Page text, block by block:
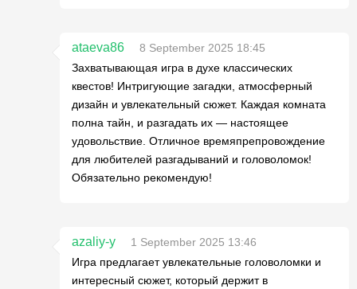
ataeva86
8 September 2025 18:45
Захватывающая игра в духе классических
квестов! Интригующие загадки, атмосферный
дизайн и увлекательный сюжет. Каждая комната
полна тайн, и разгадать их — настоящее
удовольствие. Отличное времяпрепровождение
для любителей разгадываний и головоломок!
Обязательно рекомендую!
azaliy-y
1 September 2025 13:46
Игра предлагает увлекательные головоломки и
интересный сюжет, который держит в